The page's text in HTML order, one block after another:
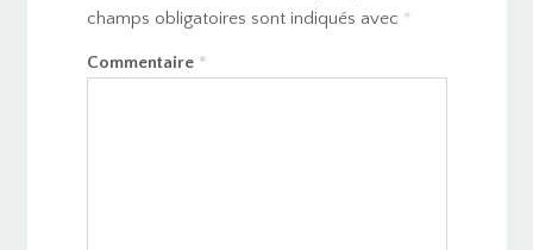
champs obligatoires sont indiqués avec *
Commentaire *